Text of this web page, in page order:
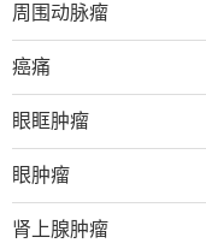
周围动脉瘤
癌痛
眼眶肿瘤
眼肿瘤
肾上腺肿瘤